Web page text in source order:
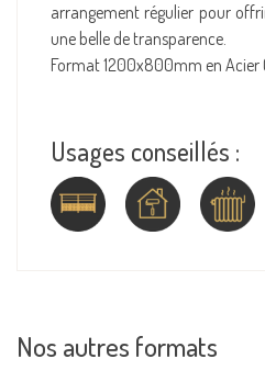
arrangement régulier pour
une belle de transparence.
Format 1200x800mm en Acier
Usages conseillés :
Nos autres formats